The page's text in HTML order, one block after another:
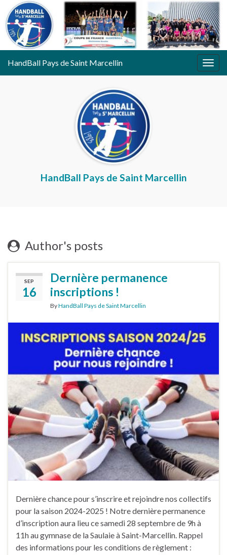
HandBall Pays de Saint Marcellin
HandBall Pays de Saint Marcellin
Author's posts
SEP
16
Dernière permanence
inscriptions !
ByHandBall Pays de Saint Marcellin
Dernière chance pour s’inscrire et rejoindre nos collectifs
pour la saison 2024-2025 ! Notre dernière permanence
d’inscription aura lieu ce samedi 28 septembre de 9h à
11h au gymnase de la Saulaie à Saint-Marcellin. Rappel
des informations pour les conditions de règlement :